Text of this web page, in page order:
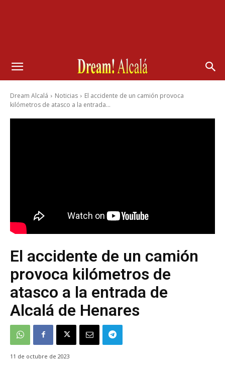
Dream Alcalá Noticias
El accidente de un camión provoca
kilómetros de atasco a la entrada...
El accidente de un camión
provoca kilómetros de
atasco a la entrada de
Alcalá de Henares
11 de octubre de 2023